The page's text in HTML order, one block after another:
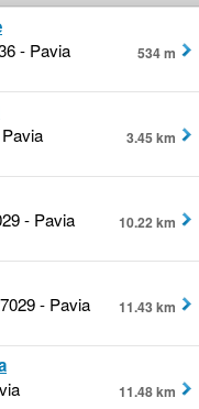
- Pavia
534 m
3.45 km
- Pavia
10.22 km
- Pavia
11.43 km
11.48 km